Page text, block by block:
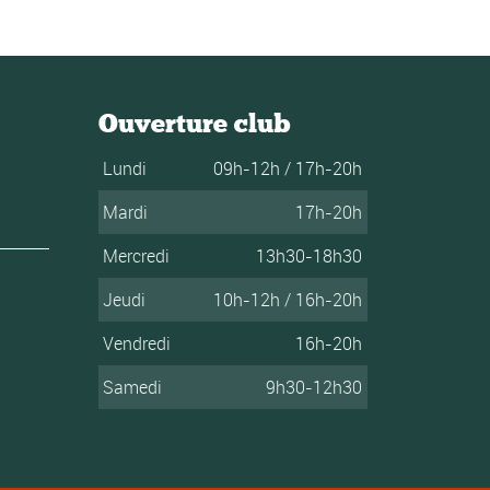
Ouverture club
Lundi
09h-12h / 17h-20h
Mardi
17h-20h
Mercredi
13h30-18h30
Jeudi
10h-12h / 16h-20h
Vendredi
16h-20h
Samedi
9h30-12h30